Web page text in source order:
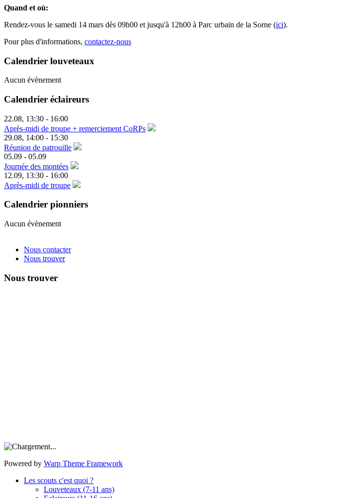
Quand et où:
Rendez-vous le samedi 14 mars dès 09h00 et jusqu'à 12h00 à Parc urbain de la Sorne (ici).
Pour plus d'informations, contactez-nous
Calendrier louveteaux
Aucun évènement
Calendrier éclaireurs
22.08, 13:30 - 16:00
Après-midi de troupe + remerciement CoRPs
29.08, 14:00 - 15:30
Réunion de patrouille
05.09 - 05.09
Journée des montées
12.09, 13:30 - 16:00
Après-midi de troupe
Calendrier pionniers
Aucun évènement
Nous contacter
Nous trouver
Nous trouver
Powered by Warp Theme Framework
Les scouts c'est quoi ?
Louveteaux (7-11 ans)